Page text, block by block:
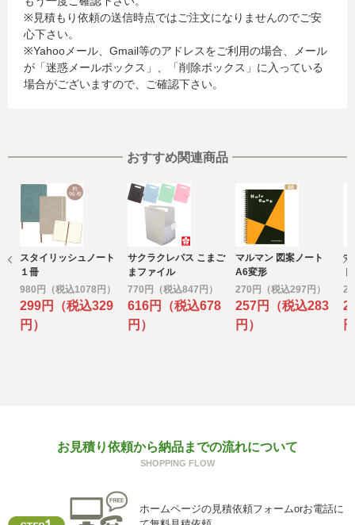
お客様が利用されているカード発行会社が外国にある場
合、これらの情報は当該発行会社が所属する国に移転され
る場合があります。当社では、お客様から収集した情報か
らは、ご利用のカード発行会社及び当該会社が所在する国
を特定することができないため、以下の個人情報保護措置
・発行会社の個人情報保護の措置
なお、個人情報保護委員会のホームページ
(https://www.ppc.go.jp/)では、各国における個人情報保護
制度に関する情報について掲載されています。
お客様が未成年の場合、親権者または後見人の承諾を得た
上で、本サービスを利用するものとします。
e) 個人情報の取扱いの委託について
取得した個人情報の取扱いの全部又は、一部を委託するこ
とがあります。
その場合には、当社において最善の考慮を行います。
ご本人からの求めにより、当社が保有する保有個人データ
に関する開示、利用目的の通知、内容の訂正・追加または
供記録の開示(以下、開示等という)に応じます。
開示等に応ずる窓口は、下記「当社の個人情報の取扱いに
※見積もり依頼の送信時点ではご注文になりませんのでご安
心下さい。
※Yahooメール、Gmail等のアドレスをご利用の場合、メール
が「迷惑メールボックス」、「削除ボックス」に入っている
場合がございますので、ご確認下さい。
おすすめ関連商品
スタイリッシュノート
１冊
980円（税込1078円）
299円（税込329
円）
サクラクレパス こまご
まファイル
770円（税込847円）
616円（税込678
円）
マルマン 図案ノート
A6変形
270円（税込297円）
257円（税込283
円）
マ
変
お見積り依頼から納品までの流れについて
SHOPPING FLOW
ホームページの見積依頼フォームorお電話に